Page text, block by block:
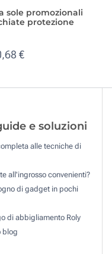
sole promozionali
protezione
€
e soluzioni
alle tecniche di
all'ingrosso convenienti?
di gadget in pochi
di abbigliamento Roly
blog